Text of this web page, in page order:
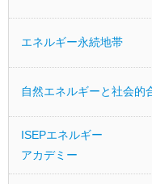
エネルギー永続地帯
自然エネルギーと社会的
ISEPエネルギー
アカデミー